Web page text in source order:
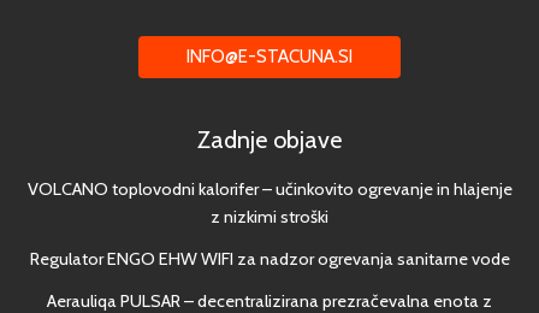
INFO@E-STACUNA.SI
Zadnje objave
VOLCANO toplovodni kalorifer – učinkovito ogrevanje in hlajenje
z nizkimi stroški
Regulator ENGO EHW WIFI za nadzor ogrevanja sanitarne vode
Aerauliqa PULSAR – decentralizirana prezračevalna enota z